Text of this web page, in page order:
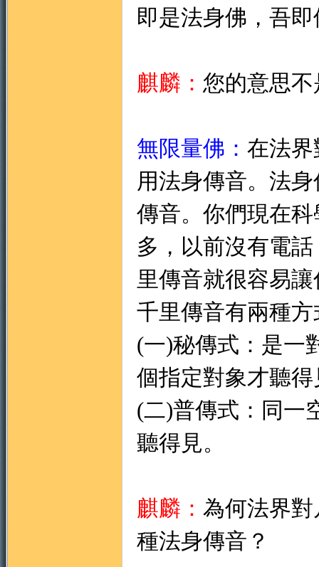
即是法身佛，吾
麒麟： 您的意思
無限量佛： 在法
用法身傳音。法
傳音。你們現在
多，以前沒有電
里傳音就很容易
千里傳音有兩種方
(一)秘傳式：是一
個指定對象才聽
(二)普傳式：同一
聽得見。
麒麟： 為何法界
種法身傳音？